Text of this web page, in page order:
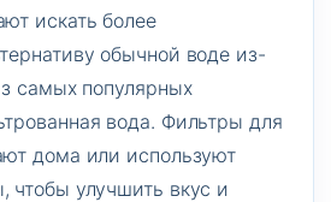
искать более
обычной воде из-
самых популярных
вода. Фильтры для
дома или используют
чтобы улучшить вкус и